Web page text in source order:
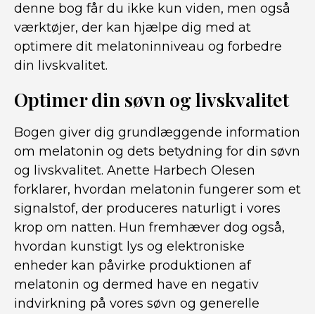
denne bog får du ikke kun viden, men også
værktøjer, der kan hjælpe dig med at
optimere dit melatoninniveau og forbedre
din livskvalitet.
Optimer din søvn og livskvalitet
Bogen giver dig grundlæggende information
om melatonin og dets betydning for din søvn
og livskvalitet. Anette Harbech Olesen
forklarer, hvordan melatonin fungerer som et
signalstof, der produceres naturligt i vores
krop om natten. Hun fremhæver dog også,
hvordan kunstigt lys og elektroniske
enheder kan påvirke produktionen af
melatonin og dermed have en negativ
indvirkning på vores søvn og generelle